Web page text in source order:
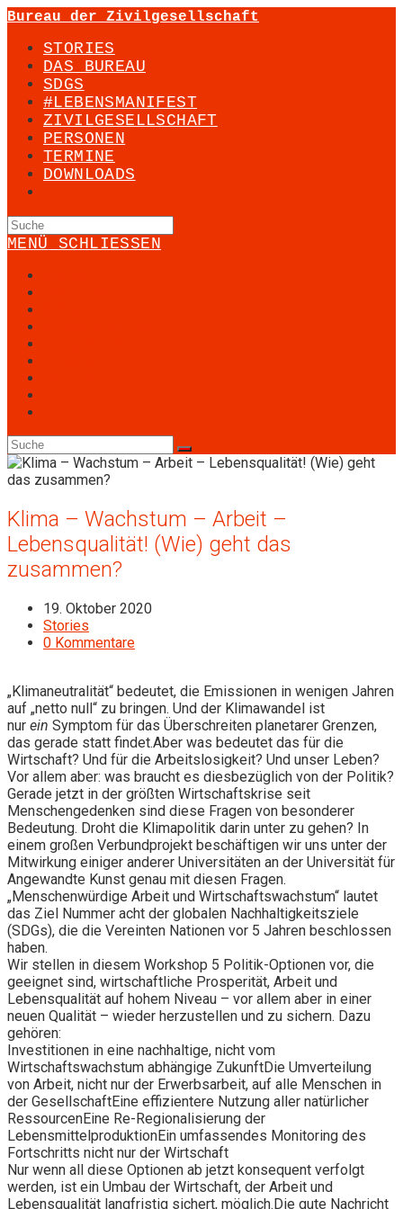
Zum
springen
Bureau der Zivilgesellschaft
STORIES
DAS BUREAU
SDGS
#LEBENSMANIFEST
ZIVILGESELLSCHAFT
PERSONEN
TERMINE
DOWNLOADS
Suche
nach:
MENÜ SCHLIESSEN
Klima – Wachstum – Arbeit –
Lebensqualität! (Wie) geht das
zusammen?
Beitrag
veröffentlicht:
19. Oktober 2020
Beitrags-
Kategorie:
Stories
Beitrags-
0 Kommentare
„Klimaneutralität“ bedeutet, die Emissionen in wenigen Jahren
auf „netto null“ zu bringen. Und der Klimawandel ist
nur ein Symptom für das Überschreiten planetarer Grenzen,
das gerade statt findet.Aber was bedeutet das für die
Wirtschaft? Und für die Arbeitslosigkeit? Und unser Leben?
Vor allem aber: was braucht es diesbezüglich von der Politik?
Gerade jetzt in der größten Wirtschaftskrise seit
Menschengedenken sind diese Fragen von besonderer
Bedeutung. Droht die Klimapolitik darin unter zu gehen? In
einem großen Verbundprojekt beschäftigen wir uns unter der
Mitwirkung einiger anderer Universitäten an der Universität für
Angewandte Kunst genau mit diesen Fragen.
„Menschenwürdige Arbeit und Wirtschaftswachstum“ lautet
das Ziel Nummer acht der globalen Nachhaltigkeitsziele
(SDGs), die die Vereinten Nationen vor 5 Jahren beschlossen
haben.
Wir stellen in diesem Workshop 5 Politik-Optionen vor, die
geeignet sind, wirtschaftliche Prosperität, Arbeit und
Lebensqualität auf hohem Niveau – vor allem aber in einer
neuen Qualität – wieder herzustellen und zu sichern. Dazu
gehören:
Investitionen in eine nachhaltige, nicht vom
Wirtschaftswachstum abhängige ZukunftDie Umverteilung
von Arbeit, nicht nur der Erwerbsarbeit, auf alle Menschen in
der GesellschaftEine effizientere Nutzung aller natürlicher
RessourcenEine Re-Regionalisierung der
LebensmittelproduktionEin umfassendes Monitoring des
Fortschritts nicht nur der Wirtschaft
Nur wenn all diese Optionen ab jetzt konsequent verfolgt
werden, ist ein Umbau der Wirtschaft, der Arbeit und
Lebensqualität langfristig sichert, möglich.Die gute Nachricht